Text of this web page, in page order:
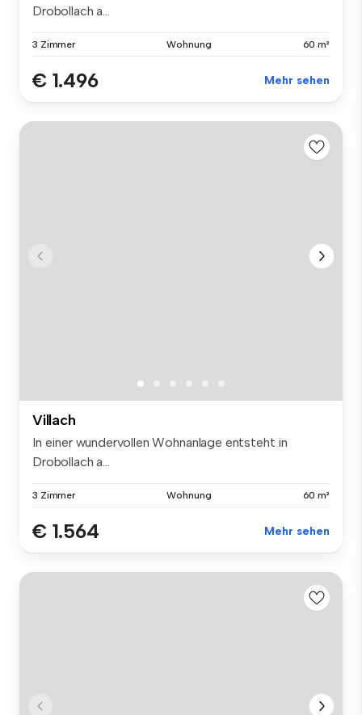
Drobollach a...
3 Zimmer Wohnung 60 m²
€ 1.496 Mehr sehen
Villach
In einer wundervollen Wohnanlage entsteht in
Drobollach a...
3 Zimmer Wohnung 60 m²
€ 1.564 Mehr sehen